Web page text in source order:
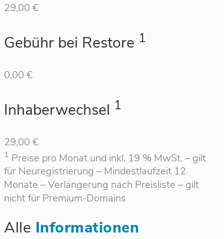
29,00 €
Gebühr bei Restore 1
0,00 €
Inhaberwechsel 1
29,00 €
1 Preise pro Monat und inkl. 19 % MwSt. – gilt
für Neuregistrierung – Mindestlaufzeit 12
Monate – Verlängerung nach Preisliste – gilt
nicht für Premium-Domains
Alle Informationen